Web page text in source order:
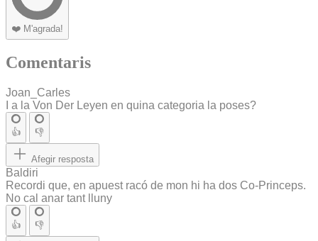
❤️ M'agrada!
Comentaris
Joan_Carles
I a la Von Der Leyen en quina categoria la poses?
👍 👎
Afegir resposta
Baldiri
Recordi que, en apuest racó de mon hi ha dos Co-Princeps.
No cal anar tant lluny
👍 👎